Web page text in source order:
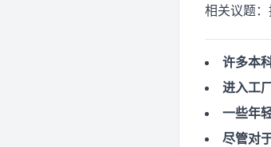
相关议题：
许多本
进入工
一些年
尽管对